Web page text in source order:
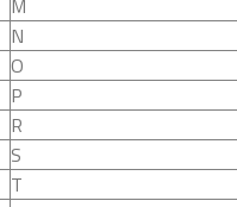
M
N
O
P
R
S
T